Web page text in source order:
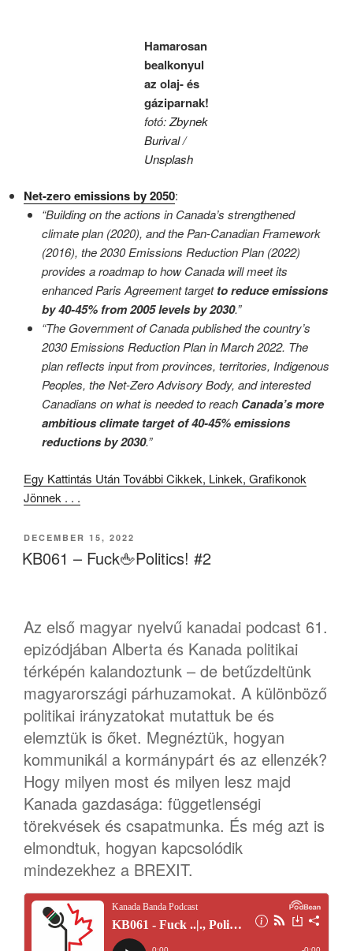
Hamarosan
bealkonyul
az olaj- és
gáziparnak!
fotó:Zbynek
Burival/
Unsplash
Net-zero emissions by 2050:
“Building on the actions in Canada’s strengthened
climate plan (2020), and the Pan-Canadian Framework
(2016), the 2030 Emissions Reduction Plan (2022)
provides a roadmap to how Canada will meet its
enhanced Paris Agreement targetto reduce emissions
by 40-45% from 2005 levels by 2030.”
“The Government of Canada published the country’s
2030 Emissions Reduction Plan in March 2022. The
plan reflects input from provinces, territories, Indigenous
Peoples, the Net-Zero Advisory Body, and interested
Canadians on what is needed to reach Canada’s more
ambitious climate target of 40-45% emissions
reductions by 2030.”
Egy Kattintás Után További Cikkek, Linkek, Grafikonok
Jönnek . . .
POSTED
ON
DECEMBER 15, 2022
KB061 – Fuck🖕Politics! #2
Az első magyar nyelvű kanadai podcast 61.
epizódjában Alberta és Kanada politikai
térképén kalandoztunk – de betűzdeltünk
magyarországi párhuzamokat. A különböző
politikai irányzatokat mutattuk be és
elemztük is őket. Megnéztük, hogyan
kommunikál a kormánypárt és az ellenzék?
Hogy milyen most és milyen lesz majd
Kanada gazdasága: függetlenségi
törekvések és csapatmunka. És még azt is
elmondtuk, hogyan kapcsolódik
mindezekhez a BREXIT.